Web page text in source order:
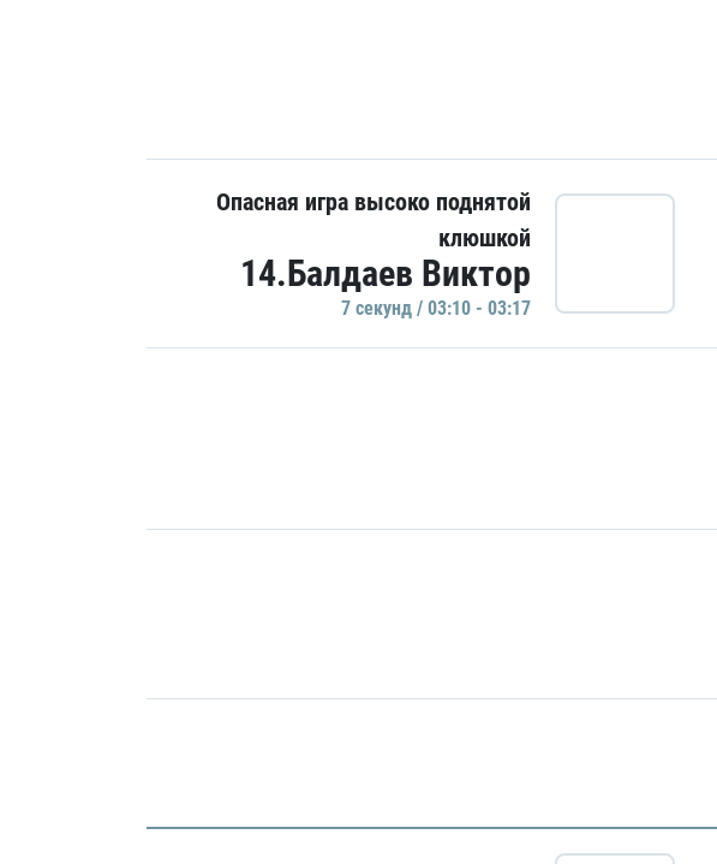
Опасная игра высоко поднятой
клюшкой
14.Балдаев Виктор
7 секунд / 03:10 - 03:17